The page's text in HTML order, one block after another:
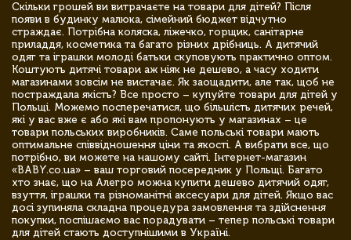
Скільки грошей ви витрачаєте на товари для дітей? Після
появи в будинку малюка, сімейний бюджет відчутно
страждає. Потрібна коляска, ліжечко, горщик, санітарне
приладдя, косметика та багато різних дрібниць. А дитячий
одяг та іграшки молоді батьки скуповують практично оптом.
Коштують дитячі товари аж ніяк не дешево, а часу ходити
магазинами зовсім не вистачає. Як заощадити, але так, щоб не
постраждала якість? Все просто – купуйте товари для дітей у
Польщі. Можемо посперечатися, що більшість дитячих речей,
які у вас вже є або які вам пропонують у магазинах – це
товари польських виробників. Саме польські товари мають
оптимальне співвідношення ціни та якості. А вибрати все, що
потрібно, ви можете на нашому сайті. Інтернет-магазин
«BABY.co.ua» – ваш торговий посередник у Польщі. Багато
хто знає, що на Алегро можна купити дешево дитячий одяг,
взуття, іграшки та різноманітні аксесуари для дітей. Якщо вас
досі зупиняла складна процедура замовлення та здійснення
покупки, поспішаємо вас порадувати – тепер польські товари
для дітей стають доступнішими в Україні.